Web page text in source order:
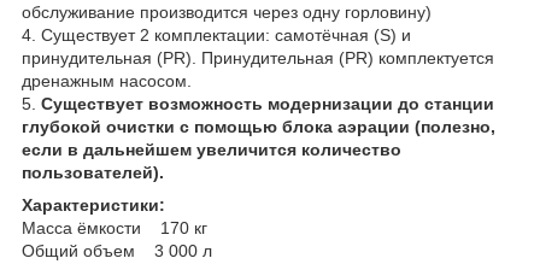
обслуживание производится через одну горловину)
4. Существует 2 комплектации: самотёчная (S) и
принудительная (PR). Принудительная (PR) комплектуется
дренажным насосом.
5. Существует возможность модернизации до станции
глубокой очистки с помощью блока аэрации (полезно,
если в дальнейшем увеличится количество
пользователей).
Характеристики:
Масса ёмкости 170 кг
Общий объем 3 000 л